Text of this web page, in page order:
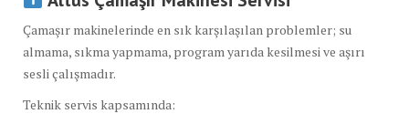
Çamaşır makinelerinde en sık karşılaşılan problemler; su
almama, sıkma yapmama, program yarıda kesilmesi ve aşırı
sesli çalışmadır.
Teknik servis kapsamında: